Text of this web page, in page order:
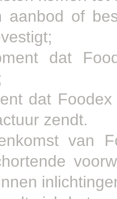
aanbod of
dat
dat
zendt.
van